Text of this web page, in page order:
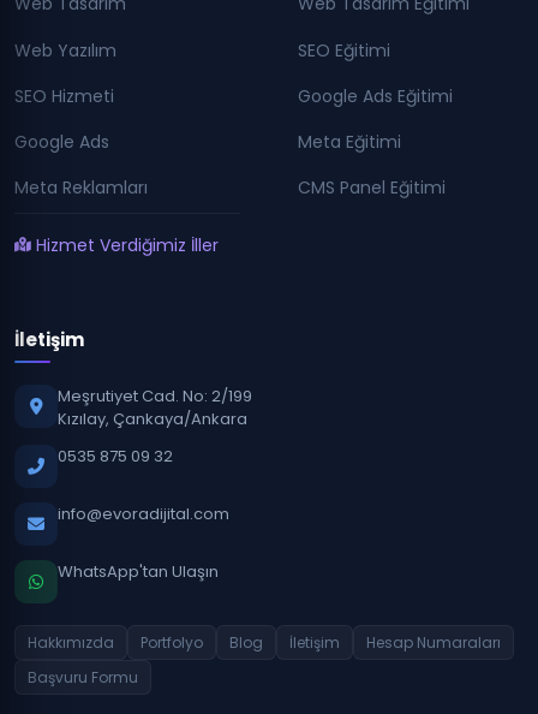
Web Yazılım
SEO Hizmeti
Google Ads
Meta Reklamları
Hizmet Verdiğimiz İller
SEO Eğitimi
Google Ads Eğitimi
Meta Eğitimi
CMS Panel Eğitimi
İletişim
Meşrutiyet Cad. No: 2/199
Kızılay, Çankaya/Ankara
0535 875 09 32
info@evoradijital.com
WhatsApp'tan Ulaşın
Hakkımızda Portfolyo Blog İletişim
Hesap Numaraları
Başvuru Formu